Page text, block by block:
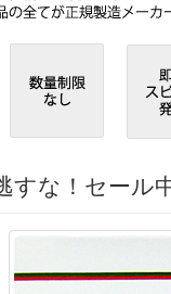
な！セール